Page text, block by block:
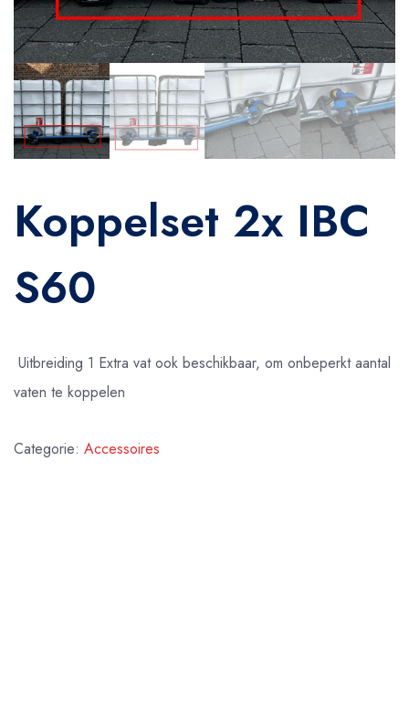
Koppelset 2x IBC
S60
Uitbreiding 1 Extra vat ook beschikbaar, om onbeperkt aantal
vaten te koppelen
Categorie: Accessoires